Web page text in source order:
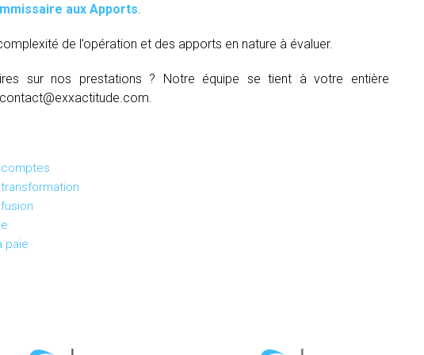
aux Apports.
de l’opération et des apports en nature à évaluer.
sur nos prestations ? Notre équipe se tient à votre entière
paie